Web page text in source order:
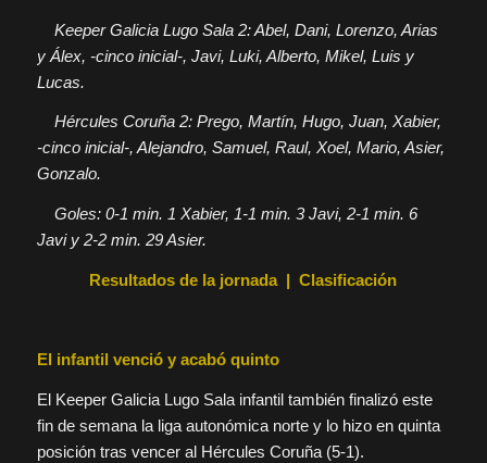
Keeper Galicia Lugo Sala 2: Abel, Dani, Lorenzo, Arias
y Álex, -cinco inicial-, Javi, Luki, Alberto, Mikel, Luis y
Lucas.
Hércules Coruña 2: Prego, Martín, Hugo, Juan, Xabier,
-cinco inicial-, Alejandro, Samuel, Raul, Xoel, Mario, Asier,
Gonzalo.
Goles: 0-1 min. 1 Xabier, 1-1 min. 3 Javi, 2-1 min. 6
Javi y 2-2 min. 29 Asier.
Resultados de la jornada|Clasificación
El infantil venció y acabó quinto
El Keeper Galicia Lugo Sala infantil también finalizó este
fin de semana la liga autonómica norte y lo hizo en quinta
posición tras vencer al Hércules Coruña (5-1).